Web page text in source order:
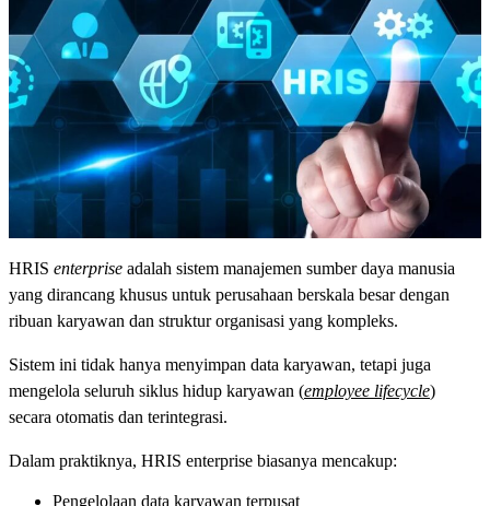
HRIS enterprise adalah sistem manajemen sumber daya manusia
yang dirancang khusus untuk perusahaan berskala besar dengan
ribuan karyawan dan struktur organisasi yang kompleks.
Sistem ini tidak hanya menyimpan data karyawan, tetapi juga
mengelola seluruh siklus hidup karyawan (employee lifecycle)
secara otomatis dan terintegrasi.
Dalam praktiknya, HRIS enterprise biasanya mencakup:
Pengelolaan data karyawan terpusat